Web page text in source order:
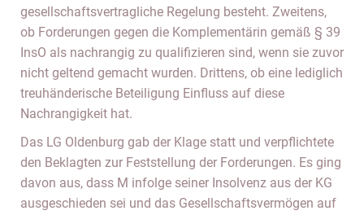
gesellschaftsvertragliche Regelung besteht. Zweitens,
ob Forderungen gegen die Komplementärin gemäß § 39
InsO als nachrangig zu qualifizieren sind, wenn sie zuvor
nicht geltend gemacht wurden. Drittens, ob eine lediglich
treuhänderische Beteiligung Einfluss auf diese
Nachrangigkeit hat.
Das LG Oldenburg gab der Klage statt und verpflichtete
den Beklagten zur Feststellung der Forderungen. Es ging
davon aus, dass M infolge seiner Insolvenz aus der KG
ausgeschieden sei und das Gesellschaftsvermögen auf